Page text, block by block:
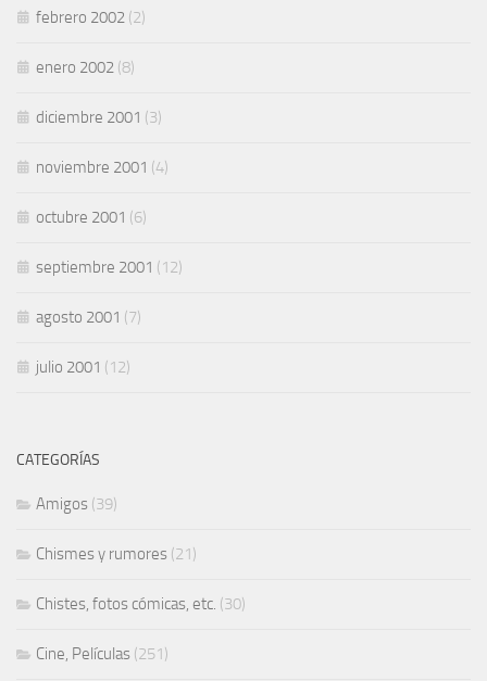
febrero 2002 (2)
enero 2002 (8)
diciembre 2001 (3)
noviembre 2001 (4)
octubre 2001 (6)
septiembre 2001 (12)
agosto 2001 (7)
julio 2001 (12)
CATEGORÍAS
Amigos (39)
Chismes y rumores (21)
Chistes, fotos cómicas, etc. (30)
Cine, Películas (251)